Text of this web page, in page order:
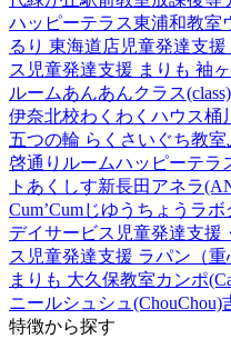
ハッピーテラス東浦和教室
るり 東海道店児童発達支
ス 児童発達支援 まりも 袖
ルームあんあんクラス
伊奈北校わくわくハウス桶
五つの輪 らくさいぐち教室
啓通りルームハッピーテラ
トあくしす新長田 アネラ
Cum’Cumじゆうちょうラボ
デイサービス 児童発達支援
ス 児童発達支援 ラパン（重
まりも 大久保教室カンポ
ニールシュシュ(ChouChou)
特徴から探す